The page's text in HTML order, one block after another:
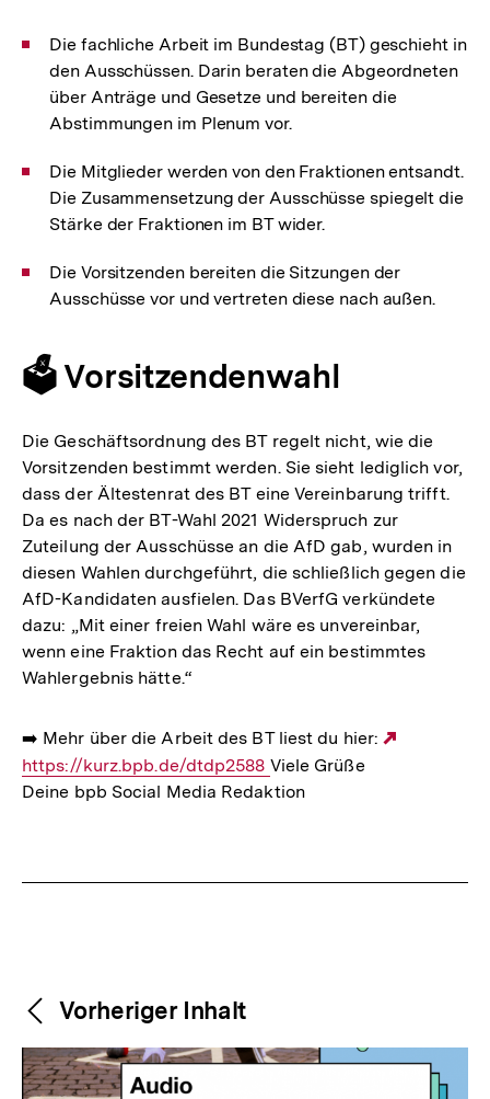
Die fachliche Arbeit im Bundestag (BT) geschieht in
den Ausschüssen. Darin beraten die Abgeordneten
über Anträge und Gesetze und bereiten die
Abstimmungen im Plenum vor.
Die Mitglieder werden von den Fraktionen entsandt.
Die Zusammensetzung der Ausschüsse spiegelt die
Stärke der Fraktionen im BT wider.
Die Vorsitzenden bereiten die Sitzungen der
Ausschüsse vor und vertreten diese nach außen.
🗳️ Vorsitzendenwahl
Die Geschäftsordnung des BT regelt nicht, wie die
Vorsitzenden bestimmt werden. Sie sieht lediglich vor,
dass der Ältestenrat des BT eine Vereinbarung trifft.
Da es nach der BT-Wahl 2021 Widerspruch zur
Zuteilung der Ausschüsse an die AfD gab, wurden in
diesen Wahlen durchgeführt, die schließlich gegen die
AfD-Kandidaten ausfielen. Das BVerfG verkündete
dazu: „Mit einer freien Wahl wäre es unvereinbar,
wenn eine Fraktion das Recht auf ein bestimmtes
Wahlergebnis hätte.“
➡️ Mehr über die Arbeit des BT liest du hier:
https://kurz.bpb.de/dtdp2588 Viele Grüße
Deine bpb Social Media Redaktion
Weitere
Inhalte
Content-
Navigation
Vorheriger Inhalt